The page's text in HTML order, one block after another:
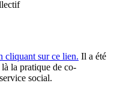
cliquant sur ce lien. Il a été
la pratique de co-
social.